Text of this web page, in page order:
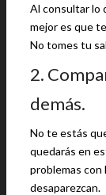
Al consultar lo
mejor es que
No tomes tu
2.
demás.
No te estás
quedarás en
problemas con
desaparezcan.